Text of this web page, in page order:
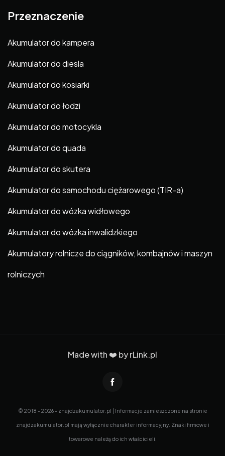
Przeznaczenie
Akumulator do kampera
Akumulator do diesla
Akumulator do kosiarki
Akumulator do łodzi
Akumulator do motocykla
Akumulator do quada
Akumulator do skutera
Akumulator do samochodu ciężarowego (TIR-a)
Akumulator do wózka widłowego
Akumulator do wózka inwalidzkiego
Akumulatory rolnicze do ciągników, kombajnów i maszyn
rolniczych
Made with ❤️ byrLink.pl
© 2018 - 2026 - znajdzakumulator.pl | Informacje zamieszczone na stronie
znajdzakumulator.pl mają wyłącznie charakter informacyjny. Znaki firmowe i
towarowe należą do ich właścicieli.